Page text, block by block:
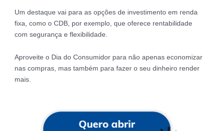
Um destaque vai para as opções de investimento em renda
fixa, como o CDB, por exemplo, que oferece rentabilidade
com segurança e flexibilidade.
Aproveite o Dia do Consumidor para não apenas economizar
nas compras, mas também para fazer o seu dinheiro render
mais.